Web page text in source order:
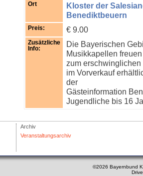
Ort
Kloster der
Benediktbeuern
Preis: € 9.00
Zusätzliche
Info:
Die Bayerischen
Musikkapellen
zum
im Vorverkauf
der
Gästeinformation
Jugendliche bis 16
Archiv
Veranstaltungsarchiv
©2026 Bayernbund